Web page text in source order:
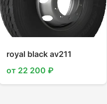
royal black av211
от 22 200 ₽